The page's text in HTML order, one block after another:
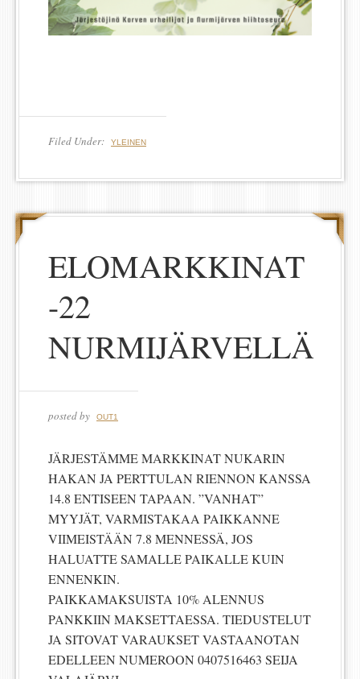
Filed Under: YLEINEN
ELOMARKKINAT
-22
NURMIJÄRVELLÄ
posted by OUT1
JÄRJESTÄMME MARKKINAT NUKARIN
HAKAN JA PERTTULAN RIENNON KANSSA
14.8 ENTISEEN TAPAAN. ”VANHAT”
MYYJÄT, VARMISTAKAA PAIKKANNE
VIIMEISTÄÄN 7.8 MENNESSÄ, JOS
HALUATTE SAMALLE PAIKALLE KUIN
ENNENKIN.
PAIKKAMAKSUISTA 10% ALENNUS
PANKKIIN MAKSETTAESSA. TIEDUSTELUT
JA SITOVAT VARAUKSET VASTAANOTAN
EDELLEEN NUMEROON 0407516463 SEIJA